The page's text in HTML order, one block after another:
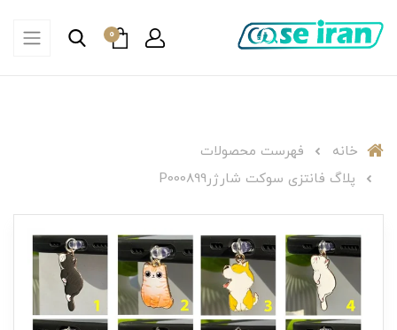
0
خانه
فهرست محصولات
پلاگ فانتزی سوکت شارژرP000899